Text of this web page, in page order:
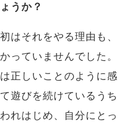
うか？
はそれをやる理由も、
っていませんでした。
正しいことのように感
遊びを続けているうち
れはじめ、自分にとっ